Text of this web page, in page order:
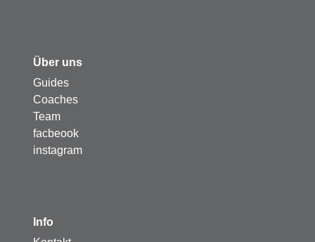
Über uns
Guides
Coaches
Team
facbeook
instagram
Info